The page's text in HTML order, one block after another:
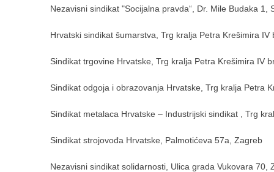
Nezavisni sindikat "Socijalna pravda“, Dr. Mile Budaka 1,
Hrvatski sindikat šumarstva, Trg kralja Petra Krešimira IV
Sindikat trgovine Hrvatske, Trg kralja Petra Krešimira IV
Sindikat odgoja i obrazovanja Hrvatske, Trg kralja Petra
Sindikat metalaca Hrvatske – Industrijski sindikat , Trg
Sindikat strojovođa Hrvatske, Palmotićeva 57a, Zagreb
Nezavisni sindikat solidarnosti, Ulica grada Vukovara 70,